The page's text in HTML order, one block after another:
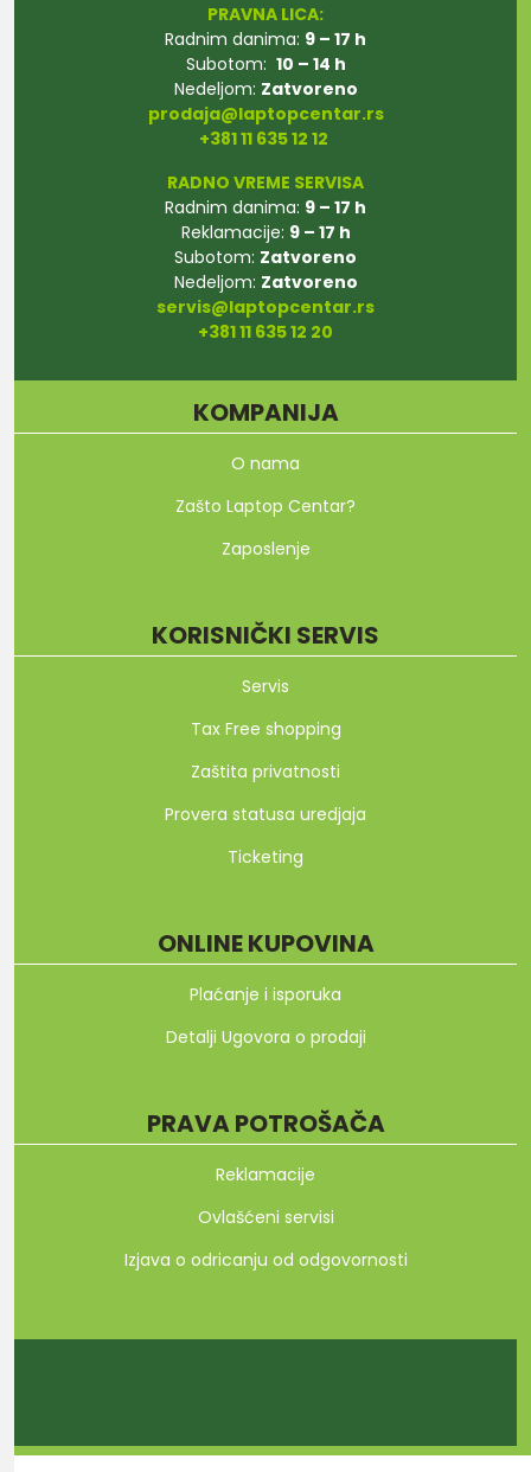
PRAVNA LICA:
Radnim danima: 9 – 17 h
Subotom: 10 – 14 h
Nedeljom: Zatvoreno
prodaja@laptopcentar.rs
+381 11 635 12 12
RADNO VREME SERVISA
Radnim danima: 9 – 17 h
Reklamacije: 9 – 17 h
Subotom: Zatvoreno
Nedeljom: Zatvoreno
servis@laptopcentar.rs
+381 11 635 12 20
KOMPANIJA
O nama
Zašto Laptop Centar?
Zaposlenje
KORISNIČKI SERVIS
Servis
Tax Free shopping
Zaštita privatnosti
Provera statusa uredjaja
Ticketing
ONLINE KUPOVINA
Plaćanje i isporuka
Detalji Ugovora o prodaji
PRAVA POTROŠAČA
Reklamacije
Ovlašćeni servisi
Izjava o odricanju od odgovornosti